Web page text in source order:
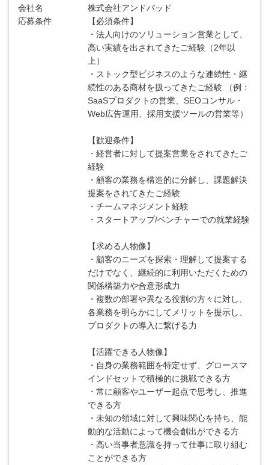
会社名
株式会社アンドパッド
応募条件
【必須条件】
・法人向けのソリューション営業として、
高い実績を出されてきたご経験（2年以
上）
・ストック型ビジネスのような連続性・継
続性のある商材を扱ってきたご経験 （例：
SaaSプロダクトの営業、SEOコンサル・
Web広告運用、採用支援ツールの営業等）
【歓迎条件】
・経営者に対して提案営業をされてきたご
経験
・顧客の業務を構造的に分解し、課題解決
提案をされてきたご経験
・チームマネジメント経験
・スタートアップ/ベンチャーでの就業経験
【求める人物像】
・顧客のニーズを探索・理解して提案する
だけでなく、継続的に利用いただくための
関係構築力や合意形成力
・複数の部署や異なる役割の方々に対し、
各業務を明らかにしてメリットを提示し、
プロダクトの導入に繋げる力
【活躍できる人物像】
・自身の業務範囲を特定せず、グロースマ
インドセットで積極的に挑戦できる方
・常に顧客やユーザー起点で思考し、推進
できる方
・未知の領域に対して興味関心を持ち、能
動的な活動によって機会創出ができる方
・高い当事者意識を持って仕事に取り組む
ことができる方